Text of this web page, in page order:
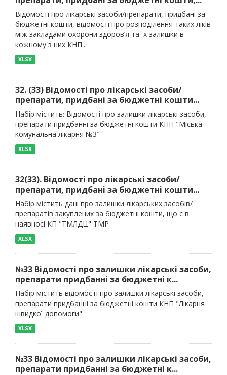
Відомості про лікарські засоби/препарати, придбані за
бюджетні кошти, відомості про розподілення таких ліків
між закладами охорони здоров’я та їх залишки в
кожному з них КНП...
XLSX
32. (33) Відомості про лікарські засоби/
препарати, придбані за бюджетні кошти...
Набір містить: Відомості про залишки лікарські засоби,
препарати придбанні за бюджетні кошти КНП "Міська
комунальна лікарня №3"
XLSX
32(33). Відомості про лікарські засоби/
препарати, придбані за бюджетні кошти...
Набір містить дані про залишки лікарських засобів/
препаратів закуплених за бюджетні кошти, що є в
наявносі КП "ТМЛДЦ" ТМР
XLSX
№33 Відомості про залишки лікарські засоби,
препарати придбанні за бюджетні к...
Набір містить відомості про залишки лікарські засоби,
препарати придбанні за бюджетні кошти КНП "Лікарня
швидкої допомоги"
XLSX
№33 Відомості про залишки лікарські засоби,
препарати придбанні за бюджетні к...